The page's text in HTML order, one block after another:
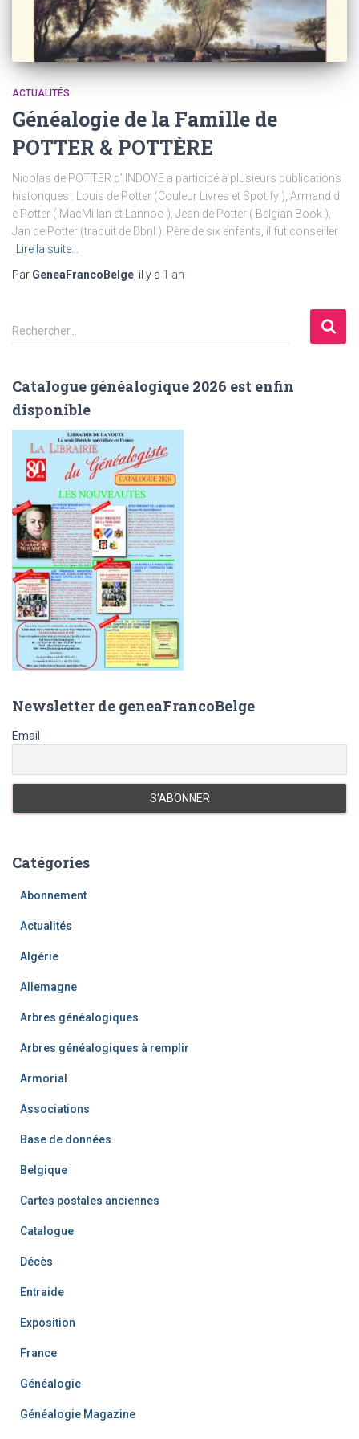
ACTUALITÉS
Généalogie de la Famille de
POTTER & POTTÈRE
Nicolas de POTTER d’ INDOYE a participé à plusieurs publications
historiques : Louis de Potter (Couleur Livres et Spotify ), Armand d
e Potter ( MacMillan et Lannoo ), Jean de Potter ( Belgian Book ),
Jan de Potter (traduit de Dbnl ). Père de six enfants, il fut conseiller
Lire la suite…
Par GeneaFrancoBelge , il y a 1 an
R
e
e
r
c
:
Rechercher…
Catalogue généalogique 2026 est enfin
disponible
Newsletter de geneaFrancoBelge
Email
Catégories
Abonnement
Actualités
Algérie
Allemagne
Arbres généalogiques
Arbres généalogiques à remplir
Armorial
Associations
Base de données
Belgique
Cartes postales anciennes
Catalogue
Décès
Entraide
Exposition
France
Généalogie
Généalogie Magazine